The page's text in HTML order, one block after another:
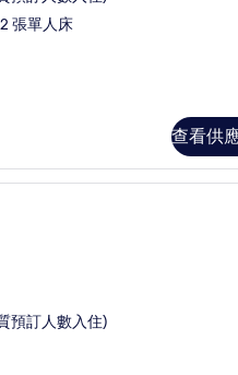
張單人床
查看供
高級套房, 露台 | 高
預訂人數入住)